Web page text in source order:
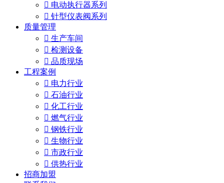
 电动执行器系列
 针型仪表阀系列
质量管理
 生产车间
 检测设备
 品质现场
工程案例
 电力行业
 石油行业
 化工行业
 燃气行业
 钢铁行业
 生物行业
 市政行业
 供热行业
招商加盟